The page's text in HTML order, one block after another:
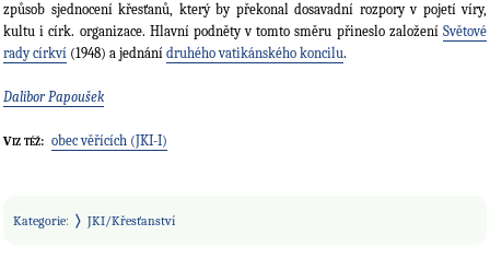
způsob sjednocení křesťanů, který by překonal dosavadní rozpory v pojetí víry,
kultu i círk. organizace. Hlavní podněty v tomto směru přineslo založení Světové
rady církví (1948) a jednání druhého vatikánského koncilu.
Dalibor Papoušek
Viz též: obec věřících (JKI-I)
Kategorie: JKI/Křesťanství